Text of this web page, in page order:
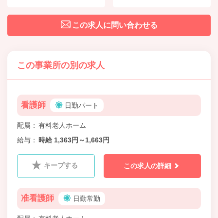
この求人に問い合わせる
この事業所の別の求人
看護師 日勤パート
配属
有料老人ホーム
給与
時給 1,363円～1,663円
キープする この求人の詳細
准看護師 日勤常勤